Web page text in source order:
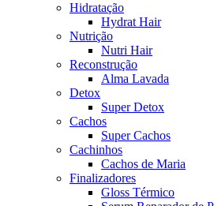
Hidratação
Hydrat Hair
Nutrição
Nutri Hair
Reconstrução
Alma Lavada
Detox
Super Detox
Cachos
Super Cachos
Cachinhos
Cachos de Maria
Finalizadores
Gloss Térmico